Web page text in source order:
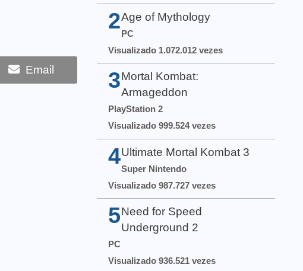
Email
2Age of Mythology
PC
Visualizado 1.072.012 vezes
3 Mortal Kombat:
Armageddon
PlayStation 2
Visualizado 999.524 vezes
4 Ultimate Mortal Kombat 3
Super Nintendo
Visualizado 987.727 vezes
5 Need for Speed
Underground 2
PC
Visualizado 936.521 vezes